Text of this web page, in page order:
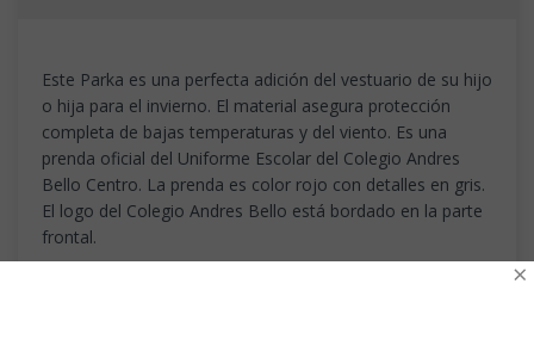
Este Parka es una perfecta adición del vestuario de su hijo
o hija para el invierno. El material asegura protección
completa de bajas temperaturas y del viento. Es una
prenda oficial del Uniforme Escolar del Colegio Andres
Bello Centro. La prenda es color rojo con detalles en gris.
El logo del Colegio Andres Bello está bordado en la parte
frontal.
×